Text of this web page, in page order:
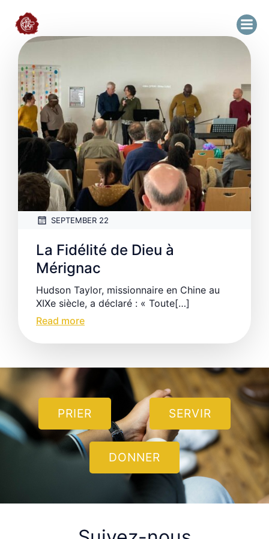
SEPTEMBER 22
La Fidélité de Dieu à
Mérignac
Hudson Taylor, missionnaire en Chine au
XIXe siècle, a déclaré : « Toute[…]
Read more
PRIER SERVIR
DONNER